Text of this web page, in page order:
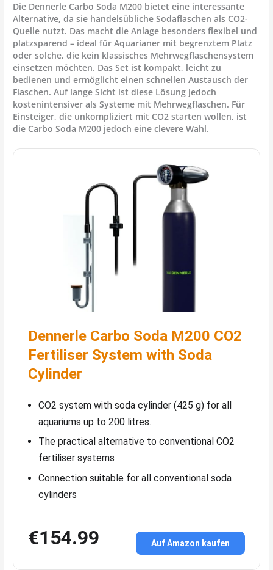
Die Dennerle Carbo Soda M200 bietet eine interessante
Alternative, da sie handelsübliche Sodaflaschen als CO2-
Quelle nutzt. Das macht die Anlage besonders flexibel und
platzsparend – ideal für Aquarianer mit begrenztem Platz
oder solche, die kein klassisches Mehrwegflaschensystem
einsetzen möchten. Das Set ist kompakt, leicht zu
bedienen und ermöglicht einen schnellen Austausch der
Flaschen. Auf lange Sicht ist diese Lösung jedoch
kostenintensiver als Systeme mit Mehrwegflaschen. Für
Einsteiger, die unkompliziert mit CO2 starten wollen, ist
die Carbo Soda M200 jedoch eine clevere Wahl.
Dennerle Carbo Soda M200 CO2
Fertiliser System with Soda
Cylinder
CO2 system with soda cylinder (425 g) for all
aquariums up to 200 litres.
The practical alternative to conventional CO2
fertiliser systems
Connection suitable for all conventional soda
cylinders
€154.99 Auf Amazon kaufen